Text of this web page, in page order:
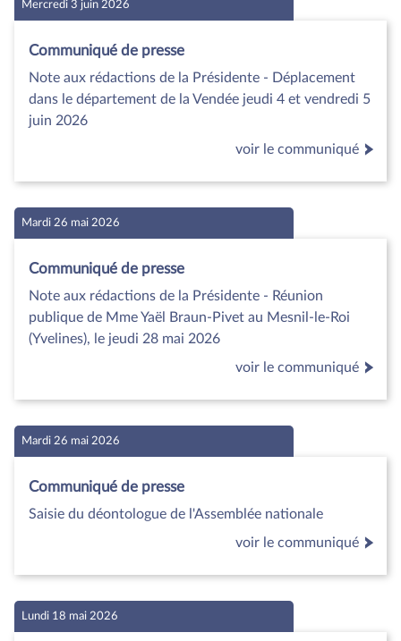
Mercredi 3 juin 2026
Communiqué de presse
Note aux rédactions de la Présidente - Déplacement
dans le département de la Vendée jeudi 4 et vendredi 5
juin 2026
voir le communiqué
Mardi 26 mai 2026
Communiqué de presse
Note aux rédactions de la Présidente - Réunion
publique de Mme Yaël Braun-Pivet au Mesnil-le-Roi
(Yvelines), le jeudi 28 mai 2026
voir le communiqué
Mardi 26 mai 2026
Communiqué de presse
Saisie du déontologue de l'Assemblée nationale
voir le communiqué
Lundi 18 mai 2026